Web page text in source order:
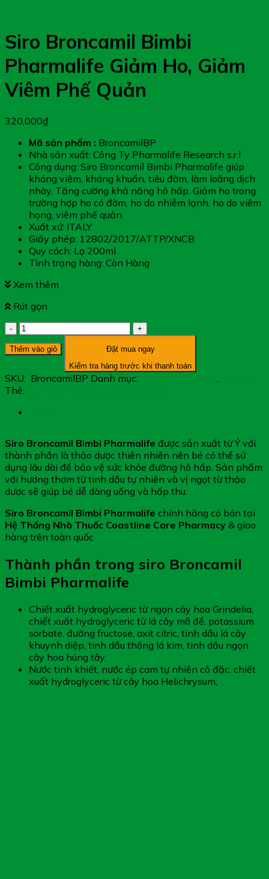
Siro Broncamil Bimbi
Pharmalife Giảm Ho, Giảm
Viêm Phế Quản
320,000₫
Mã sản phẩm : BroncamilBP
Nhà sản xuất: Công Ty Pharmalife Research s.r.l
Công dụng: Siro Broncamil Bimbi Pharmalife giúp
kháng viêm, kháng khuẩn, tiêu đờm, làm loãng dịch
nhày. Tăng cường khả năng hô hấp. Giảm ho trong
trường hợp ho có đờm, ho do nhiễm lạnh, ho do viêm
họng, viêm phế quản.
Xuất xứ: ITALY
Giấy phép: 12802/2017/ATTP/XNCB
Quy cách: Lọ 200ml
Tình trạng hàng: Còn Hàng
Xem thêm
Rút gọn
Siro
Broncamil
Bimbi
Giảm
Ho,
Viêm
số
lượng
Thêm vào giỏ
Đặt mua ngay
Kiểm tra hàng trước khi thanh toán
SKU: BroncamilBP Danh mục: ,
Thẻ:
Siro Broncamil Bimbi Pharmalife được sản xuất từ Ý với
thành phần là thảo dược thiên nhiên nên bé có thể sử
dụng lâu dài để bảo vệ sức khỏe đường hô hấp. Sản phẩm
với hương thơm từ tinh dầu tự nhiên và vị ngọt từ thảo
dược sẽ giúp bé dễ dàng uống và hấp thu.
Siro Broncamil Bimbi Pharmalife chính hãng có bán tại
Hệ Thống Nhà Thuốc Coastline Care Pharmacy & giao
hàng trên toàn quốc
Thành phần trong siro Broncamil
Bimbi Pharmalife
Chiết xuất hydroglyceric từ ngọn cây hoa Grindelia,
chiết xuất hydroglyceric từ lá cây mã đề, potassium
sorbate, đường fructose, axit citric, tinh dầu lá cây
khuynh diệp, tinh dầu thông lá kim, tinh dầu ngọn
cây hoa húng tây.
Nước tinh khiết, nước ép cam tự nhiên cô đặc, chiết
xuất hydroglyceric từ cây hoa Helichrysum,